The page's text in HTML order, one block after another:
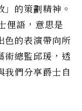
的策劃精神。
俚語，意思是
色的表演帶向所
術總監邱瑗，透
我們分享爵士自